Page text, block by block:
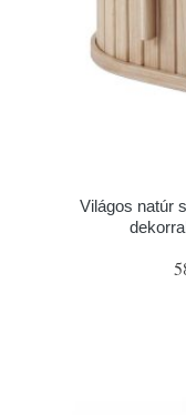
Világos natúr